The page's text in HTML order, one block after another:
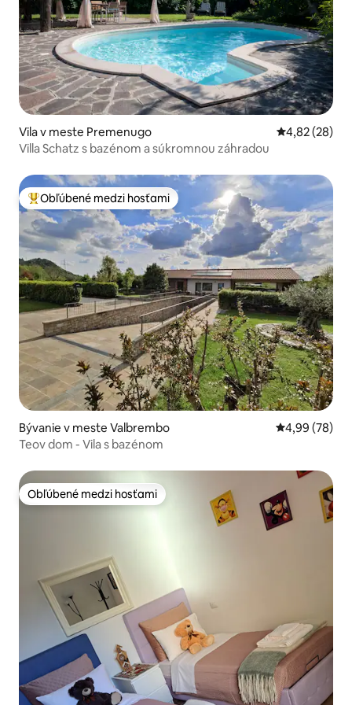
Vila v meste Premenugo Priemerné
4,82 (28)
Villa Schatz s bazénom a súkromnou záhradou
Najobľúbenejšie medzi hosťami
Obľúbené medzi hosťami
Bývanie v meste Valbrembo Priemerné
4,99 (78)
Teov dom - Vila s bazénom
Obľúbené medzi hosťami
Obľúbené medzi hosťami